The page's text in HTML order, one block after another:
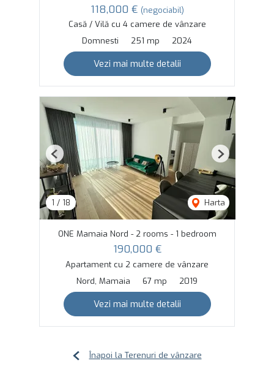
118,000 € (negociabil)
Casă / Vilă cu 4 camere de vânzare
Domnesti
251 mp 2024
Vezi mai multe detalii
1 / 18 Harta
Previous Next
ONE Mamaia Nord - 2 rooms - 1 bedroom
190,000 €
Apartament cu 2 camere de vânzare
Nord, Mamaia
67 mp 2019
Vezi mai multe detalii
Înapoi la Terenuri de vânzare